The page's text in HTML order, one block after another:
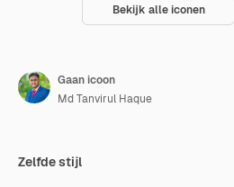
Bekijk alle iconen
Gaan icoon
Md Tanvirul Haque
Zelfde stijl